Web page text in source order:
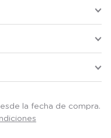
la fecha de compra.